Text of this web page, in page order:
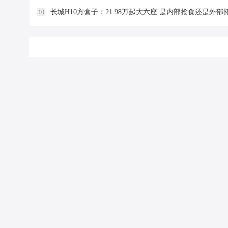
10 长城H10方盒子：21.98万起大六座 是内部抢食还是外部